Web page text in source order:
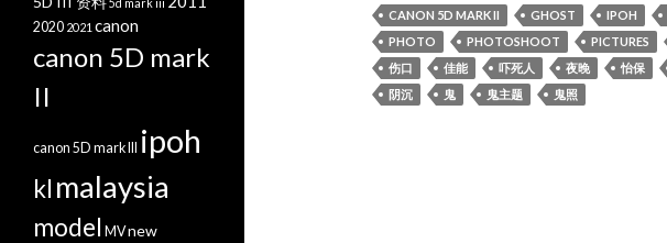
CANON 5D MARK II GHOST IPOH
PHOTO
PHOTOSHOOT PICTURES
伤口
佳能 吓死人 夜晚 怡保
阴沉
鬼 鬼主题 鬼照
2020 2021 canon
canon 5D mark
II
canon 5D mark III ipoh
kl malaysia
model MVnew